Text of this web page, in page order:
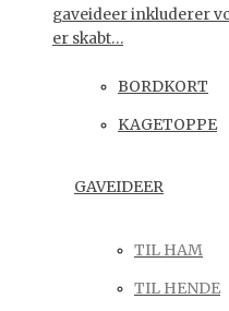
gaveideer inkluderer
er skabt…
BORDKORT
KAGETOPPE
GAVEIDEER
TIL HAM
TIL HENDE